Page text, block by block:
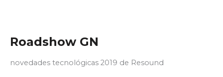
Roadshow GN
novedades tecnológicas 2019 de Resound